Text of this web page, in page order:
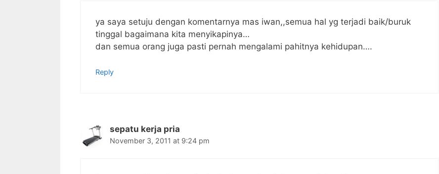
ya saya setuju dengan komentarnya mas iwan,,semua hal yg terjadi baik/buruk
tinggal bagaimana kita menyikapinya…
dan semua orang juga pasti pernah mengalami pahitnya kehidupan….
Reply
sepatu kerja pria
November 3, 2011 at 9:24 pm